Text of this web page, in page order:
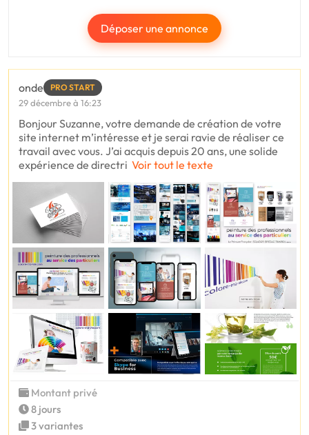
Déposer une annonce
onde PRO START
29 décembre à 16:23
Bonjour Suzanne, votre demande de création de votre
site internet m’intéresse et je serai ravie de réaliser ce
travail avec vous. J’ai acquis depuis 20 ans, une solide
expérience de directri Voir tout le texte
Montant privé
8 jours
3 variantes